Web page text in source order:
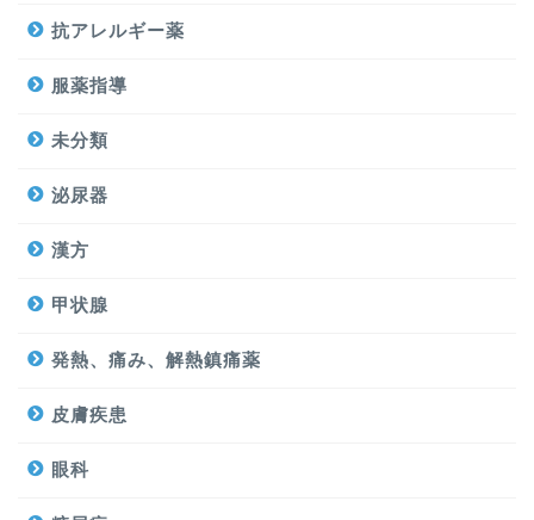
抗アレルギー薬
服薬指導
未分類
泌尿器
漢方
甲状腺
発熱、痛み、解熱鎮痛薬
皮膚疾患
眼科